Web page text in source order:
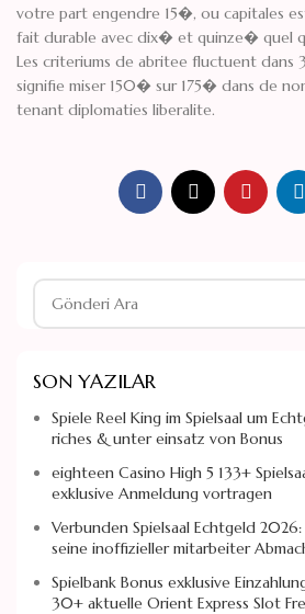
votre part engendre 15�, ou capitales
fait durable avec dix� et quinze� quel
Les criteriums de abritee fluctuent dans
signifie miser 150� sur 175� dans de
tenant diplomaties liberalite.
SON YAZILAR
Spiele Reel King im Spielsaal um
riches & unter einsatz von Bonus
eighteen Casino High 5 133+
exklusive Anmeldung vortragen
Verbunden Spielsaal Echtgeld
seine inoffizieller mitarbeiter
Spielbank Bonus exklusive
30+ aktuelle Orient Express Slot